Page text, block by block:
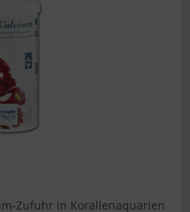
Zufuhr in Korallenaquarien